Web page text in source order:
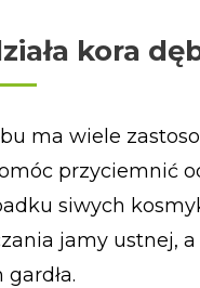
kora
ma wiele
przyciemnić
siwych
jamy ustnej,